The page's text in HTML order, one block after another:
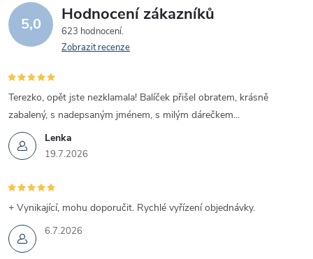
d
a
c
í
p
r
v
k
y
5,0 Hodnocení zákazníků
623 hodnocení
Zobrazit recenze
Lenka
19.7.2026
Terezko, opět jste nezklamala! Balíček přišel obratem, krásně
zabalený, s nadepsaným jménem, s milým dárečkem...
6.7.2026
+ Vynikající, mohu doporučit. Rychlé vyřízení objednávky.